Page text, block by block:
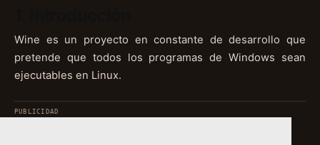
Wine es un proyecto en constante de desarrollo que
pretende que todos los programas de Windows sean
ejecutables en Linux.